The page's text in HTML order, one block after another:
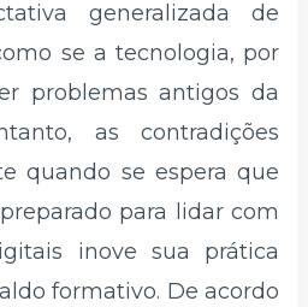
generalizada de
se a tecnologia, por
problemas antigos da
as contradições
quando se espera que
para lidar com
inove sua prática
formativo. De acordo